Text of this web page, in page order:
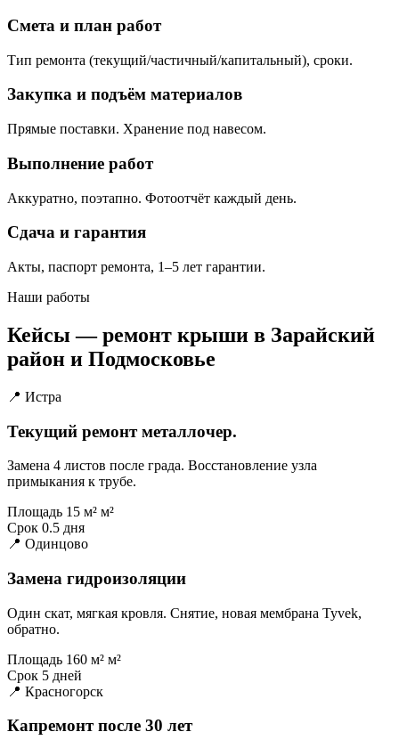
Смета и план работ
Тип ремонта (текущий/частичный/капитальный), сроки.
Закупка и подъём материалов
Прямые поставки. Хранение под навесом.
Выполнение работ
Аккуратно, поэтапно. Фотоотчёт каждый день.
Сдача и гарантия
Акты, паспорт ремонта, 1–5 лет гарантии.
Наши работы
Кейсы — ремонт крыши в Зарайский
район и Подмосковье
📍 Истра
Текущий ремонт металлочер.
Замена 4 листов после града. Восстановление узла
примыкания к трубе.
Площадь 15 м² м²
Срок 0.5 дня
📍 Одинцово
Замена гидроизоляции
Один скат, мягкая кровля. Снятие, новая мембрана Tyvek,
обратно.
Площадь 160 м² м²
Срок 5 дней
📍 Красногорск
Капремонт после 30 лет